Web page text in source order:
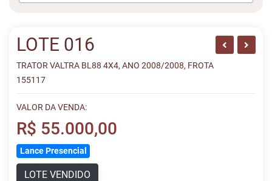
LOTE 016
TRATOR VALTRA BL88 4X4, ANO 2008/2008, FROTA
155117
VALOR DA VENDA:
R$ 55.000,00
Lance Presencial
LOTE VENDIDO